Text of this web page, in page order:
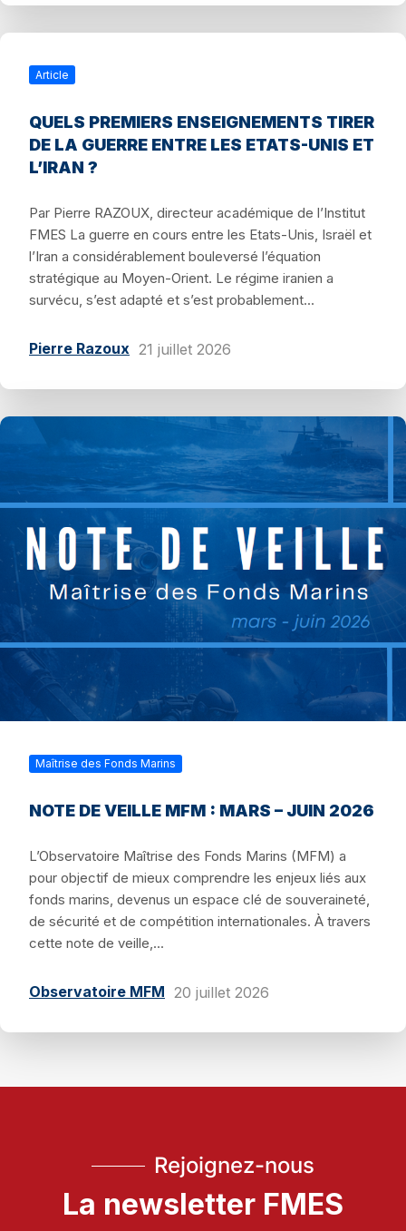
Article
QUELS PREMIERS ENSEIGNEMENTS TIRER
DE LA GUERRE ENTRE LES ETATS-UNIS ET
L’IRAN ?
Par Pierre RAZOUX, directeur académique de l’Institut
FMES La guerre en cours entre les Etats-Unis, Israël et
l’Iran a considérablement bouleversé l’équation
stratégique au Moyen-Orient. Le régime iranien a
survécu, s’est adapté et s’est probablement...
Pierre Razoux 21 juillet 2026
Maîtrise des Fonds Marins
NOTE DE VEILLE MFM : MARS – JUIN 2026
L’Observatoire Maîtrise des Fonds Marins (MFM) a
pour objectif de mieux comprendre les enjeux liés aux
fonds marins, devenus un espace clé de souveraineté,
de sécurité et de compétition internationales. À travers
cette note de veille,...
Observatoire MFM 20 juillet 2026
Rejoignez-nous
La newsletter FMES